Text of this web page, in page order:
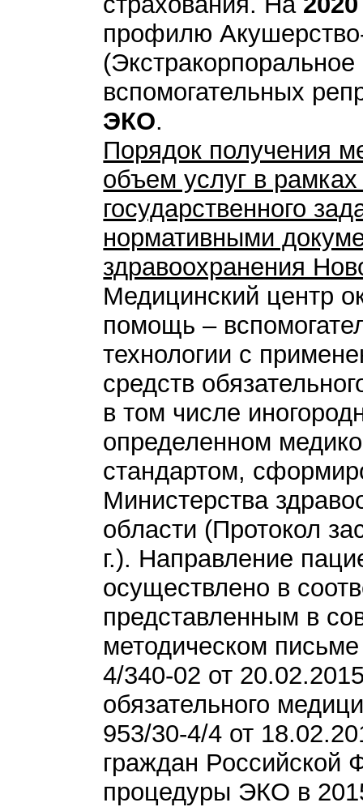
профилю
вспомогательных
ЭКО.
Порядок получения
объем услуг в
государственного
нормативными
здравоохранения
Медицинский центр
помощь –
технологии с
средств
в том числе
определенном
стандартом,
Министерства
области (Протокол
г.). Направление
осуществлено в
представленным в
методическом
4/340-02 от
обязательного
953/30-4/4 от
граждан Российской
процедуры ЭКО в